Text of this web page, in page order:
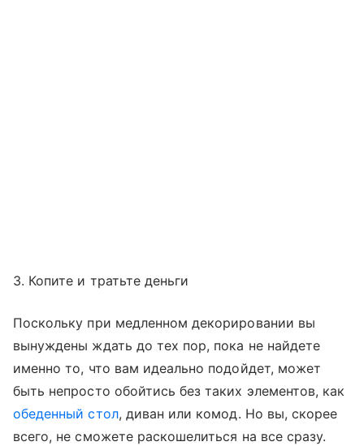
3. Копите и тратьте деньги
Поскольку при медленном декорировании вы
вынуждены ждать до тех пор, пока не найдете
именно то, что вам идеально подойдет, может
быть непросто обойтись без таких элементов, как
обеденный стол, диван или комод. Но вы, скорее
всего, не сможете раскошелиться на все сразу.